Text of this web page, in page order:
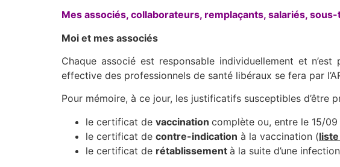
Mes associés, collaborateurs, remplaçants, salariés,
Moi et mes associés
Chaque associé est responsable individuellement et
effective des professionnels de santé libéraux se fera par
Pour mémoire, à ce jour, les justificatifs susceptibles d’être
​​​​​le certificat de vaccination complète ou, entre le 15/
le certificat de contre-indication à la vaccination (
le certificat de rétablissement à la suite d’une